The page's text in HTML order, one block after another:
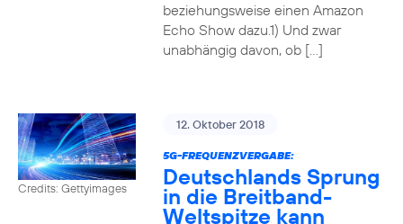
beziehungsweise einen Amazon
Echo Show dazu.1) Und zwar
unabhängig davon, ob […]
Credits: Gettyimages
12. Oktober 2018
5G-FREQUENZVERGABE:
Deutschlands Sprung
in die Breitband-
Weltspitze kann